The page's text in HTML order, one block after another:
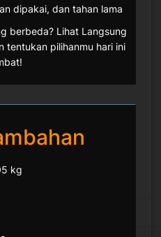
dipakai, dan tahan lama
berbeda? Lihat Langsung
tentukan pilihanmu hari ini
kg